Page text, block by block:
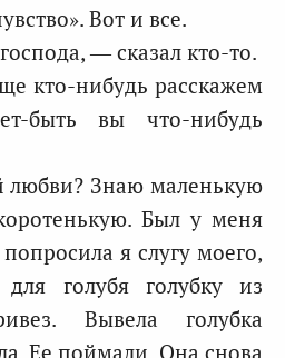
Вот и все.
— сказал кто-то.
кто-нибудь расскажем
быть вы что-нибудь
Знаю маленькую
Был у меня
я слугу моего,
голубя голубку из
Вывела голубка
Ее поймали. Она снова